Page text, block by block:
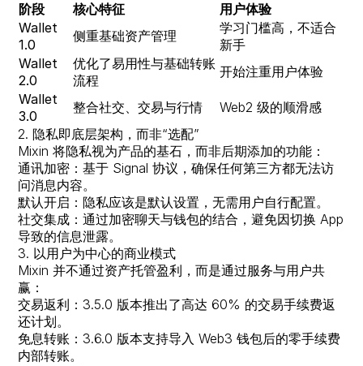
阶段
核心特征
用户体验
Wallet
1.0
侧重基础资产管理
学习门槛高，不适合
新手
Wallet
2.0
优化了易用性与基础转账
流程
开始注重用户体验
Wallet
3.0
整合社交、交易与行情
Web2 级的顺滑感
2. 隐私即底层架构，而非“选配”
Mixin 将隐私视为产品的基石，而非后期添加的功能：
通讯加密 ：基于 Signal 协议，确保任何第三方都无法访
问消息内容。
默认开启 ：隐私应该是默认设置，无需用户自行配置。
社交集成 ：通过加密聊天与钱包的结合，避免因切换 App
导致的信息泄露。
3. 以用户为中心的商业模式
Mixin 并不通过资产托管盈利，而是通过服务与用户共
赢：
交易返利 ：3.5.0 版本推出了高达 60% 的交易手续费返
还计划。
免息转账 ：3.6.0 版本支持导入 Web3 钱包后的零手续费
内部转账。